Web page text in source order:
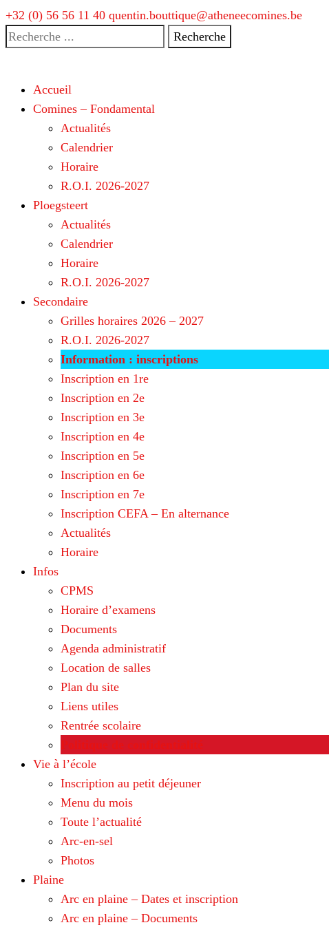
+32 (0) 56 56 11 40 quentin.bouttique@atheneecomines.be
Recherche
Accueil
Comines – Fondamental
Actualités
Calendrier
Horaire
R.O.I. 2026-2027
Ploegsteert
Actualités
Calendrier
Horaire
R.O.I. 2026-2027
Secondaire
Grilles horaires 2026 – 2027
R.O.I. 2026-2027
Information : inscriptions
Inscription en 1re
Inscription en 2e
Inscription en 3e
Inscription en 4e
Inscription en 5e
Inscription en 6e
Inscription en 7e
Inscription CEFA – En alternance
Actualités
Horaire
Infos
CPMS
Horaire d’examens
Documents
Agenda administratif
Location de salles
Plan du site
Liens utiles
Rentrée scolaire
Vie à l’école
Inscription au petit déjeuner
Menu du mois
Toute l’actualité
Arc-en-sel
Photos
Plaine
Arc en plaine – Dates et inscription
Arc en plaine – Documents